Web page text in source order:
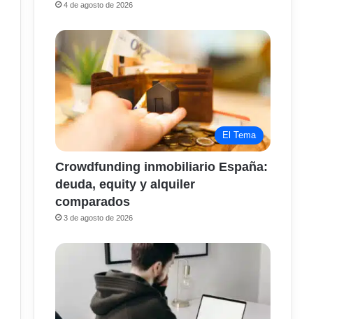
4 de agosto de 2026
El Tema
Crowdfunding inmobiliario España:
deuda, equity y alquiler
comparados
3 de agosto de 2026